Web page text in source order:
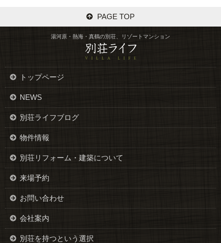
PAGE TOP
湯河原・熱海・真鶴の別荘、リゾートマンション
トップページ
NEWS
別荘ライフブログ
物件情報
別荘リフォーム・建築について
来場予約
お問い合わせ
会社案内
別荘を持つという選択